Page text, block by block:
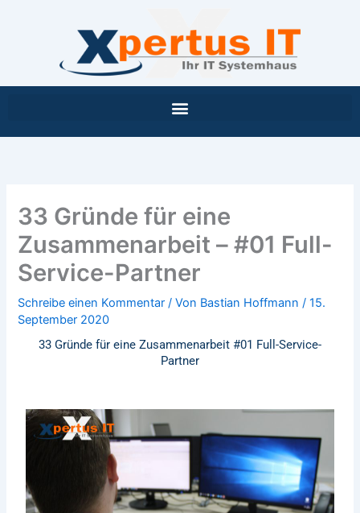
33 Gründe für eine
Zusammenarbeit – #01 Full-
Service-Partner
Schreibe einen Kommentar / Von Bastian Hoffmann/15.
September 2020
33 Gründe für eine Zusammenarbeit #01 Full-Service-
Partner